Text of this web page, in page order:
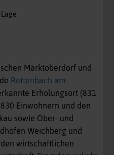
Marktoberdorf und
Rettenbach am
Erholungsort (831
Einwohnern und den
sowie Ober- und
Weichberg und
wirtschaftlichen